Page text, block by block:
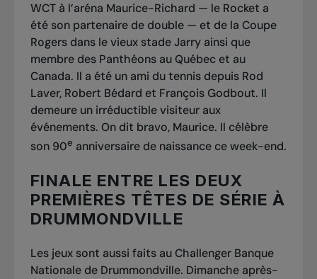
WCT à l’aréna Maurice-Richard — le Rocket a
été son partenaire de double — et de la Coupe
Rogers dans le vieux stade Jarry ainsi que
membre des Panthéons au Québec et au
Canada. Il a été un ami du tennis depuis Rod
Laver, Robert Bédard et François Godbout. Il
demeure un irréductible visiteur aux
événements. On dit bravo, Maurice. Il célèbre
son 90e anniversaire de naissance ce week-end.
FINALE ENTRE LES DEUX
PREMIÈRES TÊTES DE SÉRIE À
DRUMMONDVILLE
Les jeux sont aussi faits au Challenger Banque
Nationale de Drummondville. Dimanche après-